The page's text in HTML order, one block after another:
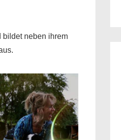
bildet neben ihrem